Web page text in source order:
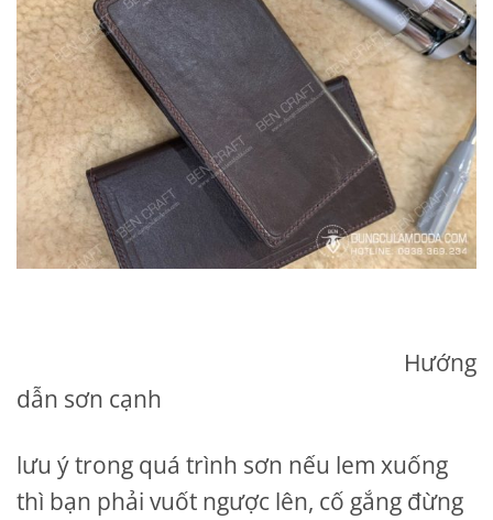
Hướng
dẫn sơn cạnh
lưu ý trong quá trình sơn nếu lem xuống
thì bạn phải vuốt ngược lên, cố gắng đừng